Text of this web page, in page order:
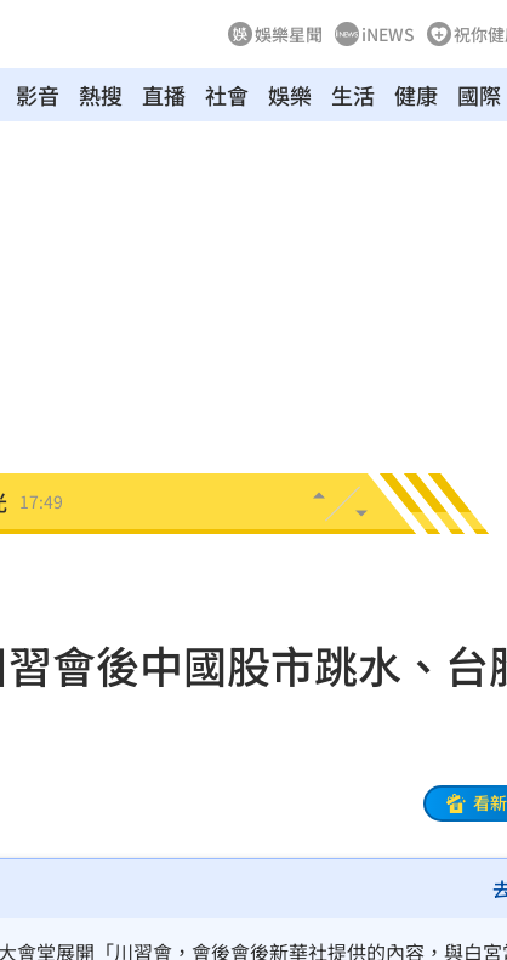
娛樂星聞 iNEWS 祝你
影音 熱搜 直播 社會 娛樂 生活 健康 國際
17:49
17:46
17:36
會後中國股市跳水、台
看
會堂展開「川習會，會後會後新華社提供的內容，與白